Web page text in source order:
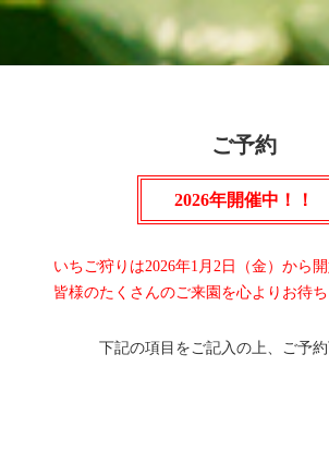
ご予約
2026年開催中！！
いちご狩りは2026年1月2日（金）から開
皆様のたくさんのご来園を心よりお待ち
下記の項目をご記入の上、ご予約